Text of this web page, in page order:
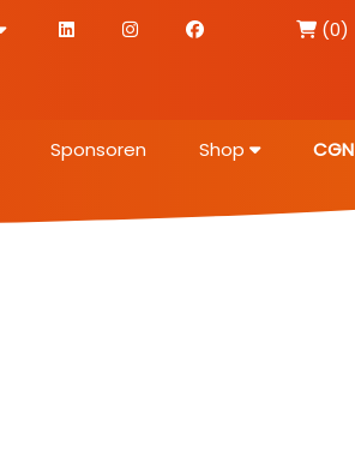
(0)
Sponsoren Shop CGN